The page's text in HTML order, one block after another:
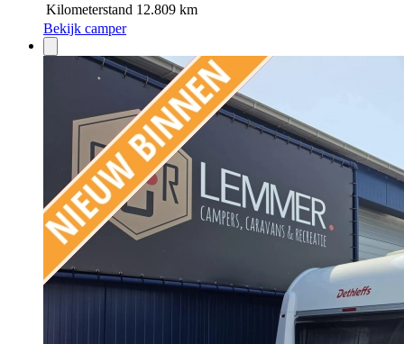
Kilometerstand 12.809 km
Bekijk camper